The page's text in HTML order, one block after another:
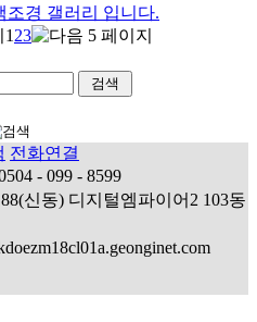
조경 갤러리 입니다.
1 23
전화연결
- 099 - 8599
신동) 디지털엠파이어2 103동